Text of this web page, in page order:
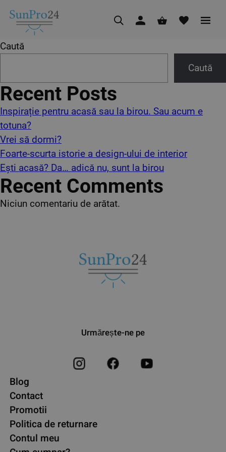
Caută
Caută
Recent Posts
Inspirație pentru acasă sau la birou. Sau acum e
totuna?
Vrei să dormi?
Foarte-scurta istorie a design-ului de interior
Ești acasă? Da… adică nu, sunt la birou
Recent Comments
Niciun comentariu de arătat.
Urmărește-ne pe
Blog
Contact
Promotii
Politica de returnare
Contul meu